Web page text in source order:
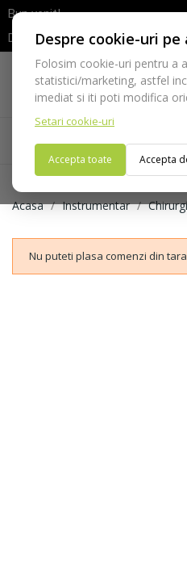
Despre cookie-uri pe
Folosim cookie-uri pentru a
statistici/marketing, astfel
imediat si iti poti modifica
Setari cookie-uri
Accepta toate Accepta
Bun venit!
Dupa efectuarea comenzii va
Telefon:
021-528 03 23
Acasa
Acasa Instrumentar
Nu puteti plasa comenzi din